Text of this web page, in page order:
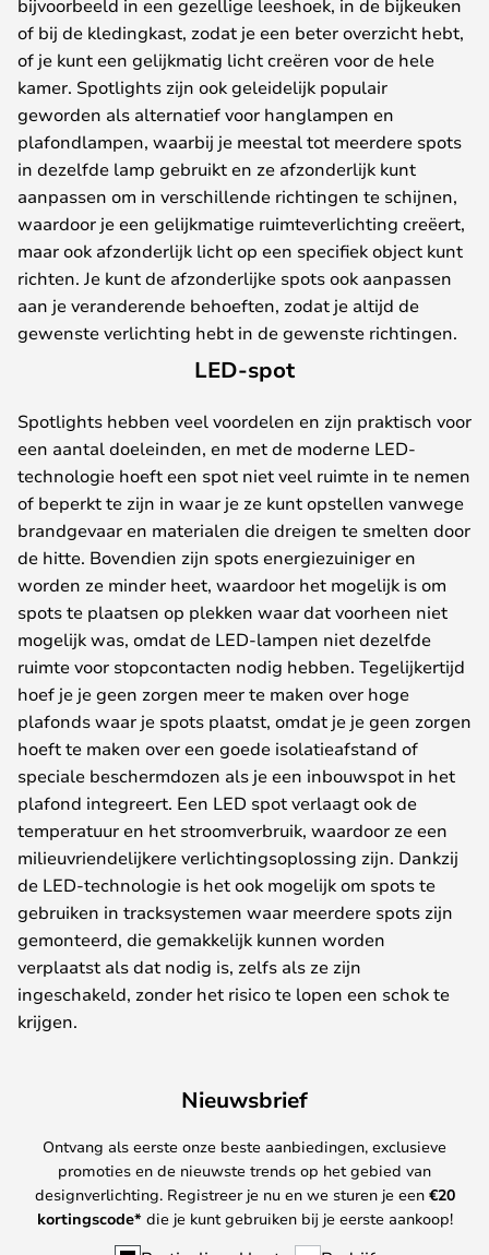
bijvoorbeeld in een gezellige leeshoek, in de bijkeuken
of bij de kledingkast, zodat je een beter overzicht hebt,
of je kunt een gelijkmatig licht creëren voor de hele
kamer. Spotlights zijn ook geleidelijk populair
geworden als alternatief voor hanglampen en
plafondlampen, waarbij je meestal tot meerdere spots
in dezelfde lamp gebruikt en ze afzonderlijk kunt
aanpassen om in verschillende richtingen te schijnen,
waardoor je een gelijkmatige ruimteverlichting creëert,
maar ook afzonderlijk licht op een specifiek object kunt
richten. Je kunt de afzonderlijke spots ook aanpassen
aan je veranderende behoeften, zodat je altijd de
gewenste verlichting hebt in de gewenste richtingen.
LED-spot
Spotlights hebben veel voordelen en zijn praktisch voor
een aantal doeleinden, en met de moderne LED-
technologie hoeft een spot niet veel ruimte in te nemen
of beperkt te zijn in waar je ze kunt opstellen vanwege
brandgevaar en materialen die dreigen te smelten door
de hitte. Bovendien zijn spots energiezuiniger en
worden ze minder heet, waardoor het mogelijk is om
spots te plaatsen op plekken waar dat voorheen niet
mogelijk was, omdat de LED-lampen niet dezelfde
ruimte voor stopcontacten nodig hebben. Tegelijkertijd
hoef je je geen zorgen meer te maken over hoge
plafonds waar je spots plaatst, omdat je je geen zorgen
hoeft te maken over een goede isolatieafstand of
speciale beschermdozen als je een inbouwspot in het
plafond integreert. Een LED spot verlaagt ook de
temperatuur en het stroomverbruik, waardoor ze een
milieuvriendelijkere verlichtingsoplossing zijn. Dankzij
de LED-technologie is het ook mogelijk om spots te
gebruiken in tracksystemen waar meerdere spots zijn
gemonteerd, die gemakkelijk kunnen worden
verplaatst als dat nodig is, zelfs als ze zijn
ingeschakeld, zonder het risico te lopen een schok te
krijgen.
Nieuwsbrief
Ontvang als eerste onze beste aanbiedingen, exclusieve
promoties en de nieuwste trends op het gebied van
designverlichting. Registreer je nu en we sturen je een €20
kortingscode* die je kunt gebruiken bij je eerste aankoop!